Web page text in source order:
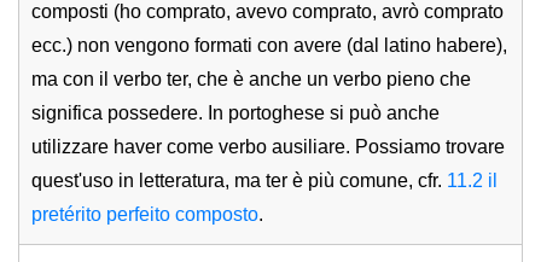
composti (ho comprato, avevo comprato, avrò comprato
ecc.) non vengono formati con avere (dal latino habere),
ma con il verbo ter, che è anche un verbo pieno che
significa possedere. In portoghese si può anche
utilizzare haver come verbo ausiliare. Possiamo trovare
quest'uso in letteratura, ma ter è più comune, cfr. 11.2 il
pretérito perfeito composto.